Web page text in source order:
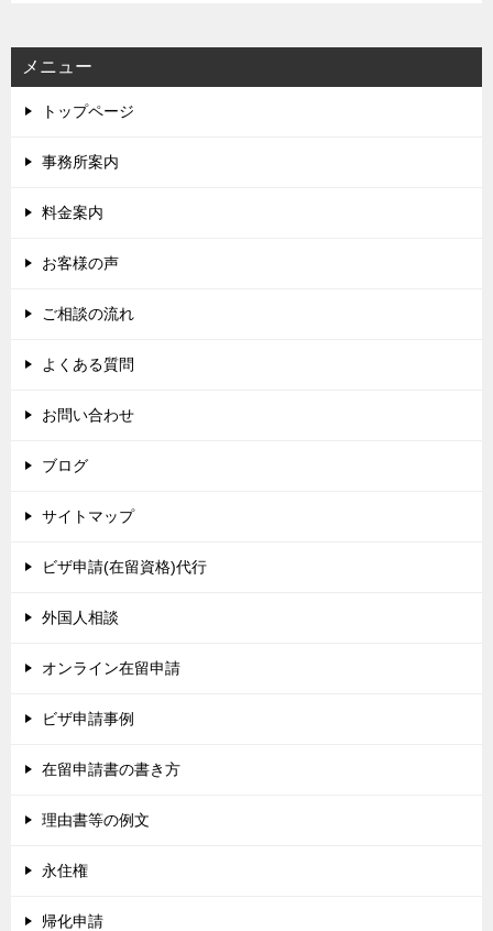
メニュー
トップページ
事務所案内
料金案内
お客様の声
ご相談の流れ
よくある質問
お問い合わせ
ブログ
サイトマップ
ビザ申請(在留資格)代行
外国人相談
オンライン在留申請
ビザ申請事例
在留申請書の書き方
理由書等の例文
永住権
帰化申請